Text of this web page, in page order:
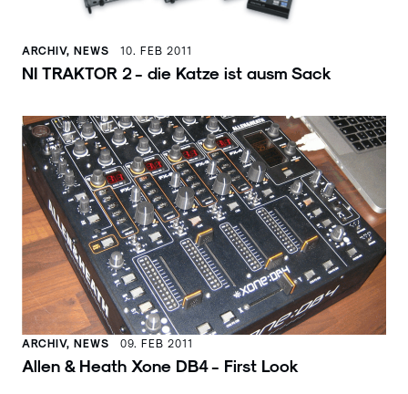
ARCHIV, NEWS 10. FEB 2011
NI TRAKTOR 2 - die Katze ist ausm Sack
ARCHIV, NEWS 09. FEB 2011
Allen & Heath Xone DB4 - First Look